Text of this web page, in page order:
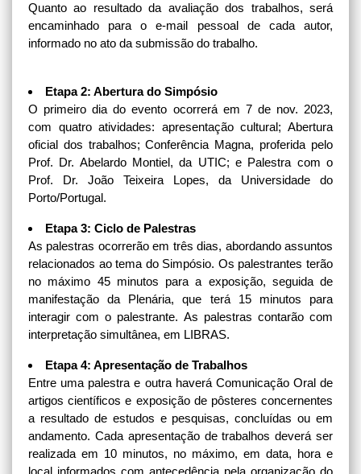
Quanto ao resultado da avaliação dos trabalhos, será
encaminhado para o e-mail pessoal de cada autor,
informado no ato da submissão do trabalho.
Etapa 2: Abertura do Simpósio
O primeiro dia do evento ocorrerá em 7 de nov. 2023,
com quatro atividades: apresentação cultural; Abertura
oficial dos trabalhos; Conferência Magna, proferida pelo
Prof. Dr. Abelardo Montiel, da UTIC; e Palestra com o
Prof. Dr. João Teixeira Lopes, da Universidade do
Porto/Portugal.
Etapa 3: Ciclo de Palestras
As palestras ocorrerão em três dias, abordando assuntos
relacionados ao tema do Simpósio. Os palestrantes terão
no máximo 45 minutos para a exposição, seguida de
manifestação da Plenária, que terá 15 minutos para
interagir com o palestrante. As palestras contarão com
interpretação simultânea, em LIBRAS.
Etapa 4: Apresentação de Trabalhos
Entre uma palestra e outra haverá Comunicação Oral de
artigos científicos e exposição de pôsteres concernentes
a resultado de estudos e pesquisas, concluídas ou em
andamento. Cada apresentação de trabalhos deverá ser
realizada em 10 minutos, no máximo, em data, hora e